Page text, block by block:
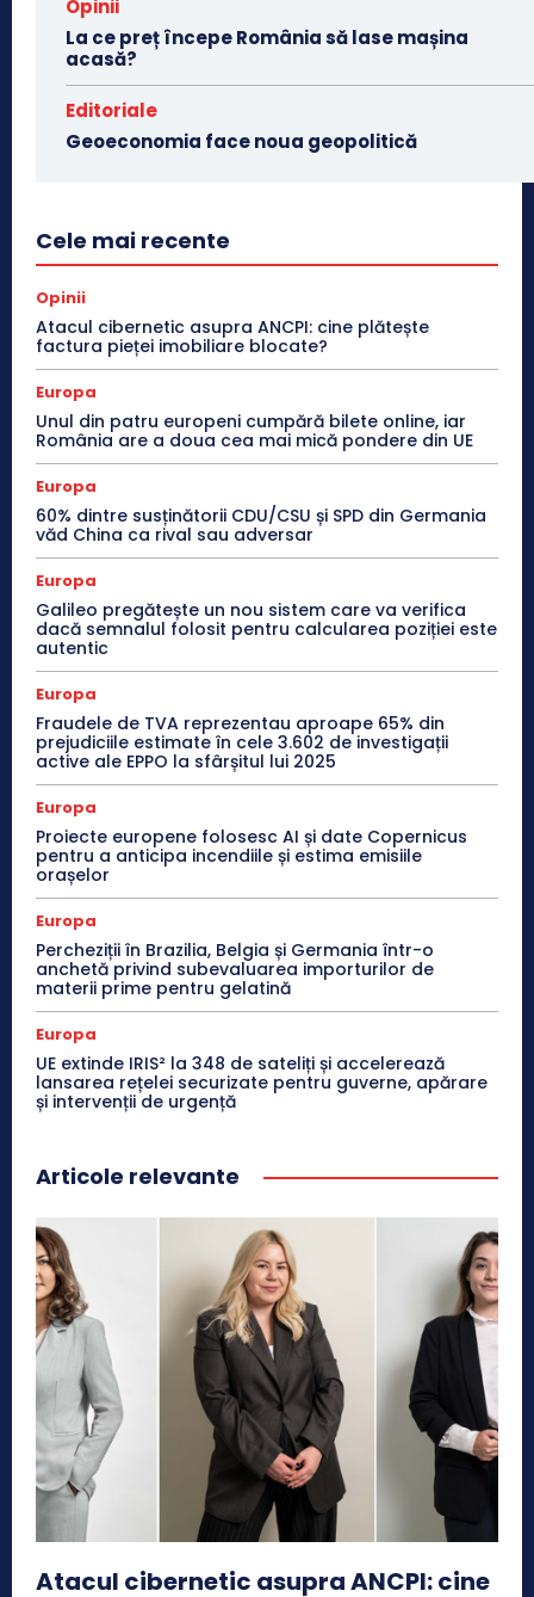
Opinii
La ce preț începe România să lase mașina
acasă?
Editoriale
Geoeconomia face noua geopolitică
Cele mai recente
Opinii
Atacul cibernetic asupra ANCPI: cine plătește
factura pieței imobiliare blocate?
Europa
Unul din patru europeni cumpără bilete online, iar
România are a doua cea mai mică pondere din UE
Europa
60% dintre susținătorii CDU/CSU și SPD din Germania
văd China ca rival sau adversar
Europa
Galileo pregătește un nou sistem care va verifica
dacă semnalul folosit pentru calcularea poziției este
autentic
Europa
Fraudele de TVA reprezentau aproape 65% din
prejudiciile estimate în cele 3.602 de investigații
active ale EPPO la sfârșitul lui 2025
Europa
Proiecte europene folosesc AI și date Copernicus
pentru a anticipa incendiile și estima emisiile
orașelor
Europa
Percheziții în Brazilia, Belgia și Germania într-o
anchetă privind subevaluarea importurilor de
materii prime pentru gelatină
Europa
UE extinde IRIS² la 348 de sateliți și accelerează
lansarea rețelei securizate pentru guverne, apărare
și intervenții de urgență
Articole relevante
Atacul cibernetic asupra ANCPI: cine